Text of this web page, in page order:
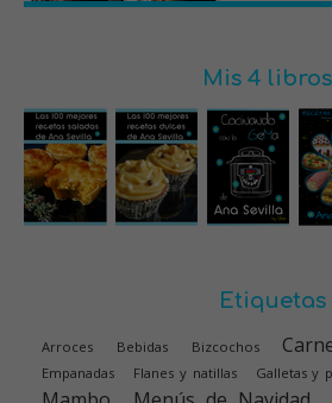
Mis 4 libros
Etiquetas
Arroces Bebidas Bizcochos
Empanadas Flanes y natillas Galletas y